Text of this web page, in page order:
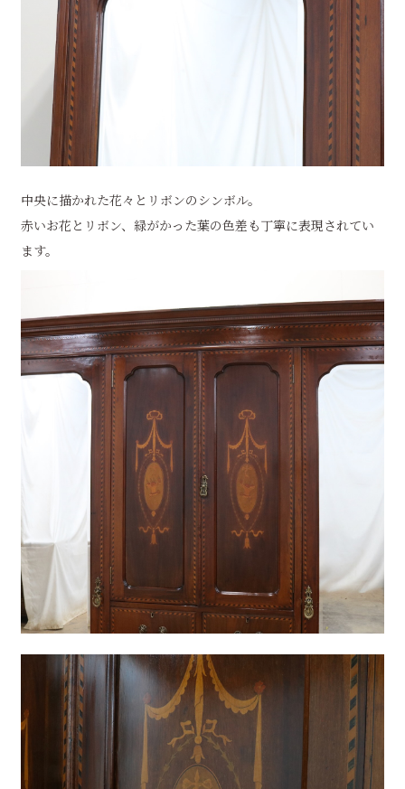
中央に描かれた花々とリボンのシンボル。
赤いお花とリボン、緑がかった葉の色差も丁寧に表現されてい
ます。